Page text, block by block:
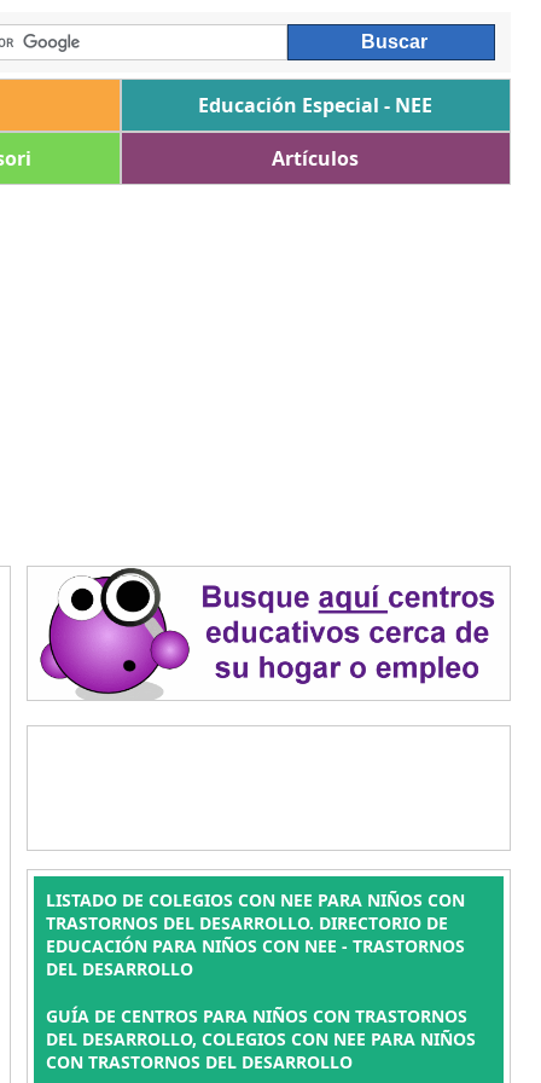
Educación Especial - NEE
Artículos
LISTADO DE COLEGIOS CON NEE PARA NIÑOS CON
TRASTORNOS DEL DESARROLLO. DIRECTORIO DE
EDUCACIÓN PARA NIÑOS CON NEE - TRASTORNOS
DEL DESARROLLO
GUÍA DE CENTROS PARA NIÑOS CON TRASTORNOS
DEL DESARROLLO, COLEGIOS CON NEE PARA NIÑOS
CON TRASTORNOS DEL DESARROLLO